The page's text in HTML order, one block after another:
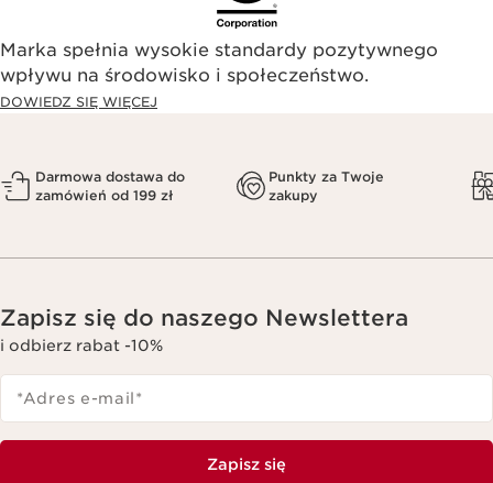
Marka spełnia wysokie standardy pozytywnego
wpływu na środowisko i społeczeństwo.​
DOWIEDZ SIĘ WIĘCEJ
Darmowa dostawa do
zamówień od 199 zł
Punkty za Twoje
zakupy
Zapisz się do naszego Newslettera
i odbierz rabat -10%
*Adres e-mail*
Zapisz się